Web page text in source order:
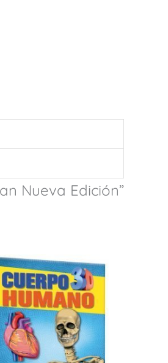
Nueva Edición”